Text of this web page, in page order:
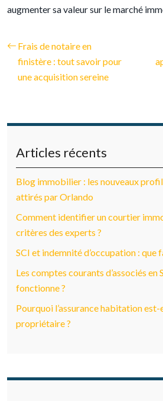
augmenter sa valeur sur le marché
Frais de notaire en
finistère : tout savoir pour
une acquisition sereine
Articles récents
Blog immobilier : les nouveaux
attirés par Orlando
Comment identifier un courtier
critères des experts ?
SCI et indemnité d’occupation : que
Les comptes courants d’associés en
fonctionne ?
Pourquoi l’assurance habitation
propriétaire ?